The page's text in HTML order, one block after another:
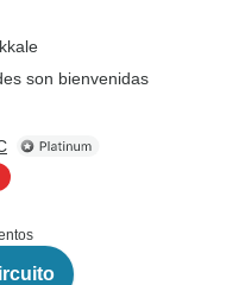
son bienvenidas